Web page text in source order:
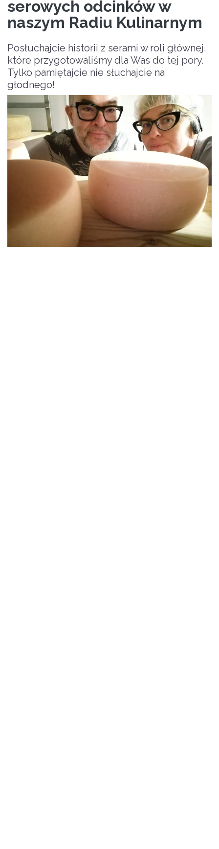
serowych odcinków w
naszym Radiu Kulinarnym
Posłuchajcie historii z serami w roli głównej,
które przygotowaliśmy dla Was do tej pory.
Tylko pamiętajcie nie słuchajcie na
głodnego!